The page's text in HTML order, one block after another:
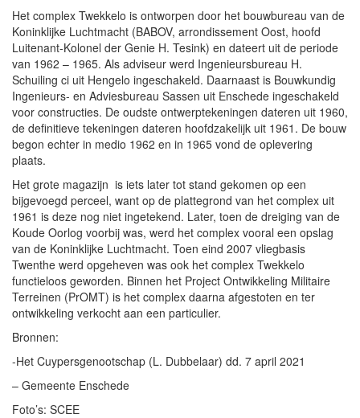
Het complex Twekkelo is ontworpen door het bouwbureau van de
Koninklijke Luchtmacht (BABOV, arrondissement Oost, hoofd
Luitenant-Kolonel der Genie H. Tesink) en dateert uit de periode
van 1962 – 1965. Als adviseur werd Ingenieursbureau H.
Schuiling ci uit Hengelo ingeschakeld. Daarnaast is Bouwkundig
Ingenieurs- en Adviesbureau Sassen uit Enschede ingeschakeld
voor constructies. De oudste ontwerptekeningen dateren uit 1960,
de definitieve tekeningen dateren hoofdzakelijk uit 1961. De bouw
begon echter in medio 1962 en in 1965 vond de oplevering
plaats.
Het grote magazijn is iets later tot stand gekomen op een
bijgevoegd perceel, want op de plattegrond van het complex uit
1961 is deze nog niet ingetekend. Later, toen de dreiging van de
Koude Oorlog voorbij was, werd het complex vooral een opslag
van de Koninklijke Luchtmacht. Toen eind 2007 vliegbasis
Twenthe werd opgeheven was ook het complex Twekkelo
functieloos geworden. Binnen het Project Ontwikkeling Militaire
Terreinen (PrOMT) is het complex daarna afgestoten en ter
ontwikkeling verkocht aan een particulier.
Bronnen:
-Het Cuypersgenootschap (L. Dubbelaar) dd. 7 april 2021
– Gemeente Enschede
Foto’s: SCEE